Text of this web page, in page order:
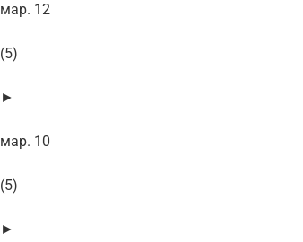
мар. 12
(5)
►
мар. 10
(5)
►